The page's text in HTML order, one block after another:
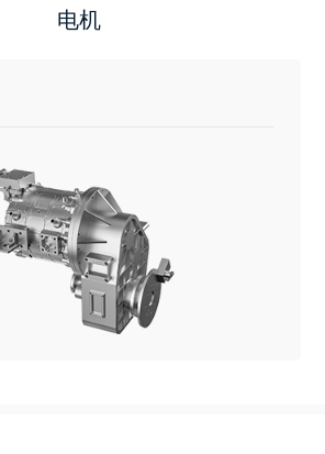
电机